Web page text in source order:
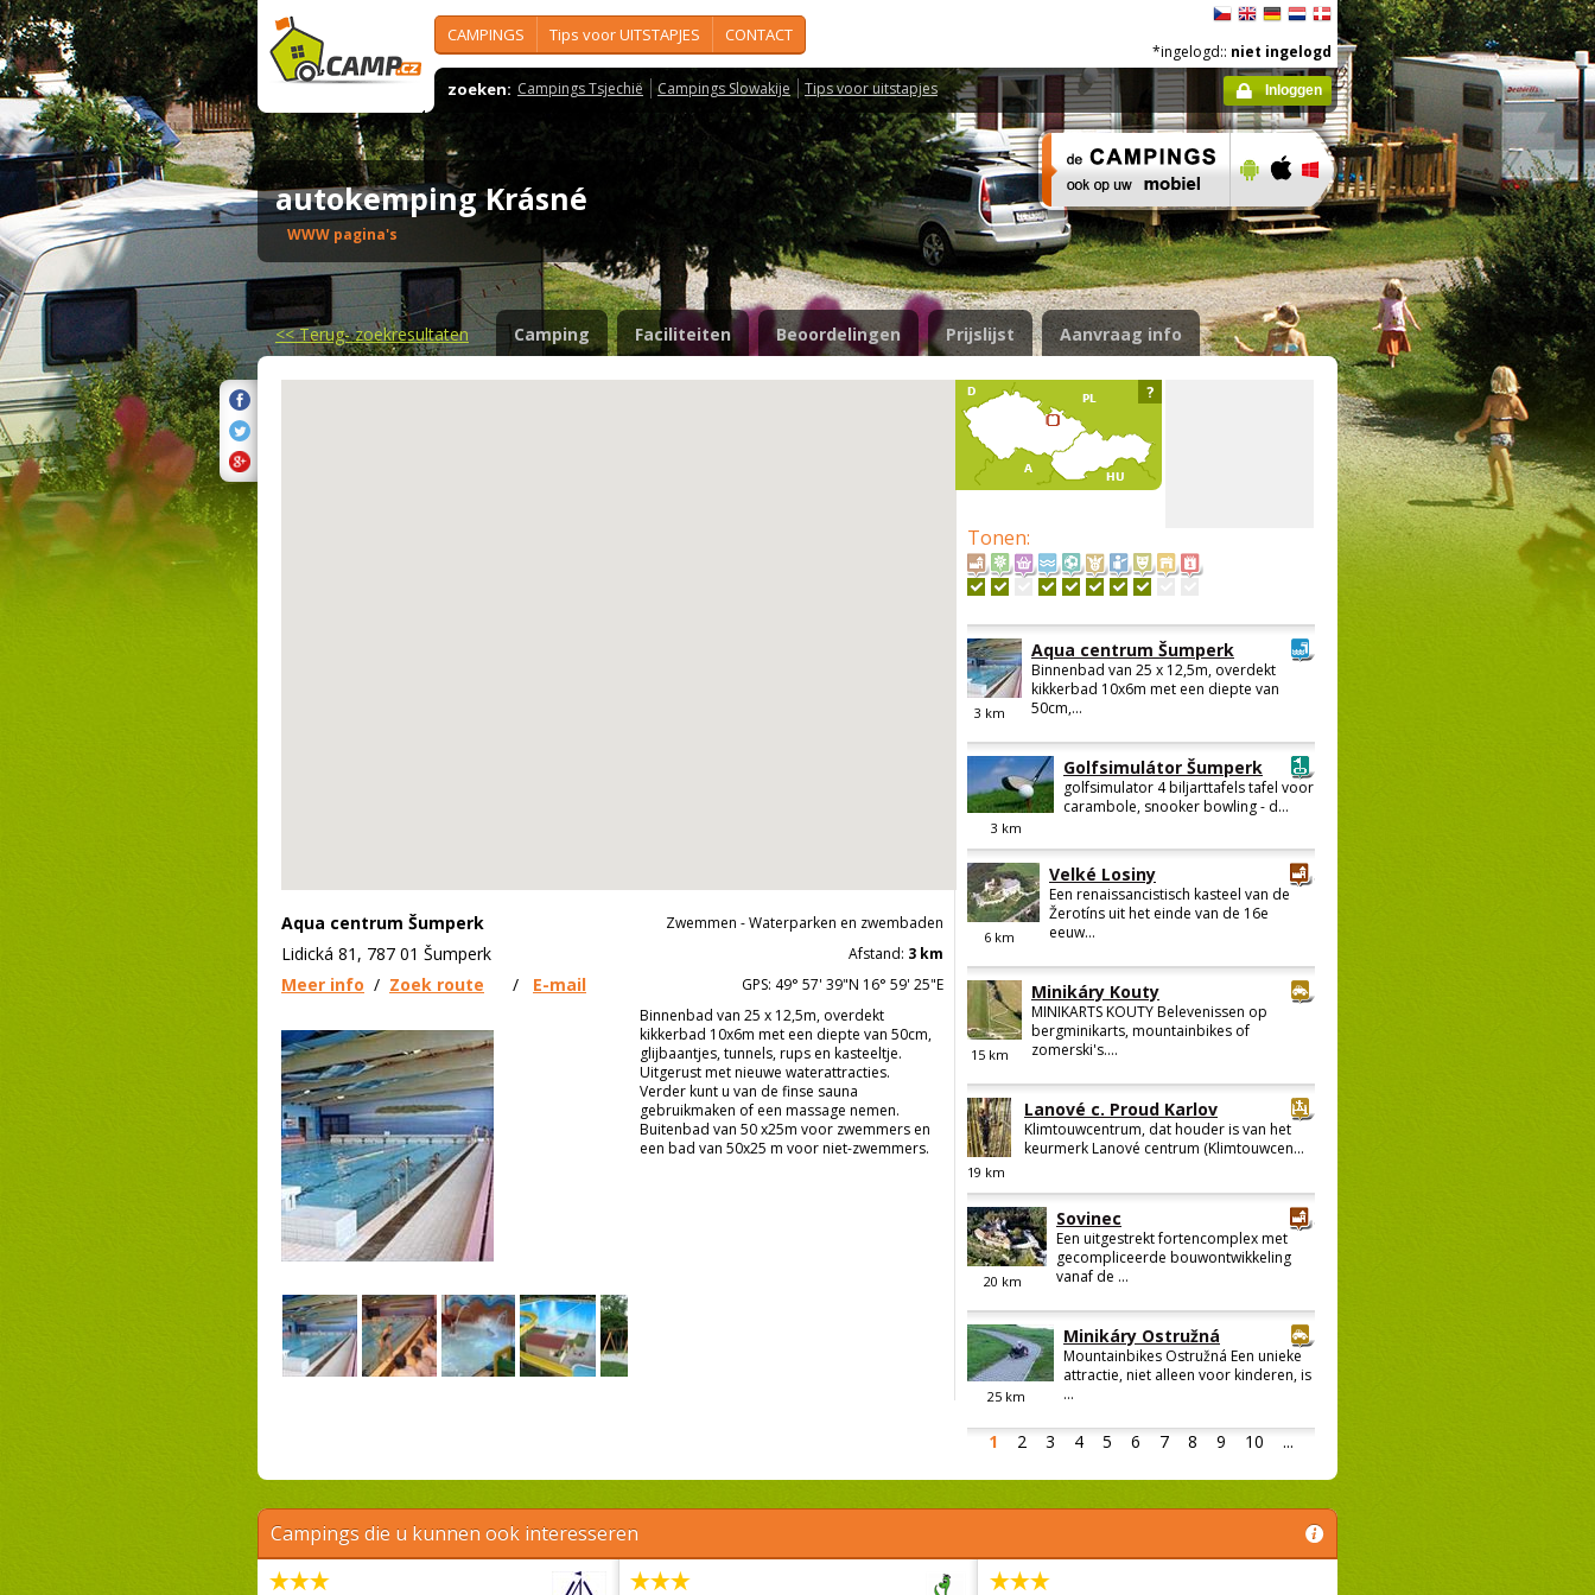
CAMPINGS Tips voor UITSTAPJES CONTACT
zoeken: Campings Tsjechië Campings Slowakije Tips voor uitstapjes
*ingelogd:: niet ingelogd
Inloggen
autokemping Krásné
WWW pagina's
<<Terug- zoekresultaten Camping Faciliteiten Beoordelingen Prijslijst Aanvraag info
?
Aqua centrum Šumperk
Lidická 81, 787 01 Šumperk
Meer info / Zoek route / E-mail
Zwemmen - Waterparken en zwembaden
Afstand: 3 km
GPS: 49° 57' 39"N 16° 59' 25"E
Binnenbad van 25 x 12,5m, overdekt
kikkerbad 10x6m met een diepte van 50cm,
glijbaantjes, tunnels, rups en kasteeltje.
Uitgerust met nieuwe waterattracties.
Verder kunt u van de finse sauna
gebruikmaken of een massage nemen.
Buitenbad van 50 x25m voor zwemmers en
een bad van 50x25 m voor niet-zwemmers.
Tonen:
1 2 3 4 5 6 7 8 9 10 ...
3 km
Aqua centrum Šumperk
Binnenbad van 25 x 12,5m, overdekt
kikkerbad 10x6m met een diepte van
50cm,...
3 km
Golfsimulátor Šumperk
golfsimulator 4 biljarttafels tafel voor
carambole, snooker bowling - d...
6km
Velké Losiny
Een renaissancistisch kasteel van de
Žerotíns uit het einde van de 16e
eeuw...
15 km
Minikáry Kouty
MINIKARTS KOUTY Belevenissen op
bergminikarts, mountainbikes of
zomerski's....
19 km
Lanové c. Proud Karlov
Klimtouwcentrum, dat houder is van het
keurmerk Lanové centrum (Klimtouwcen...
20 km
Sovinec
Een uitgestrekt fortencomplex met
gecompliceerde bouwontwikkeling
vanaf de ...
25km
Minikáry Ostružná
Mountainbikes Ostružná Een unieke
attractie, niet alleen voor kinderen, is
...
Campings die u kunnen ook interesseren